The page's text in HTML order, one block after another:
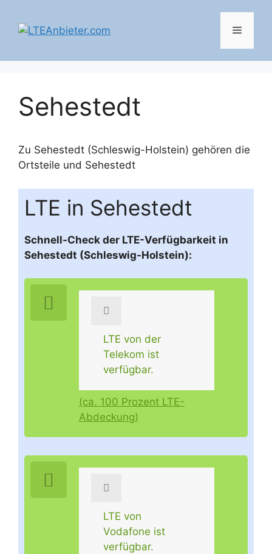
Inhalt
springen
Menü
Sehestedt
Zu Sehestedt (Schleswig-Holstein) gehören die
Ortsteile und Sehestedt
LTE in Sehestedt
Schnell-Check der LTE-Verfügbarkeit in
Sehestedt (Schleswig-Holstein):
LTE von der
Telekom ist
verfügbar.
(ca. 100 Prozent LTE-
Abdeckung)
LTE von
Vodafone ist
verfügbar.